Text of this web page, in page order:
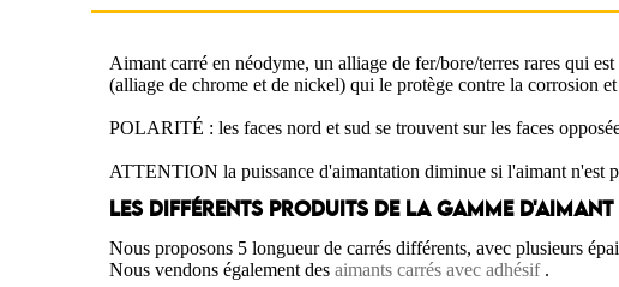
Aimant carré en néodyme, un alliage de fer/bore/terres rares qui
(alliage de chrome et de nickel) qui le protège contre la corrosion
POLARITÉ : les faces nord et sud se trouvent sur les faces
ATTENTION la puissance d'aimantation diminue si l'aimant n'est
LES DIFFÉRENTS PRODUITS DE LA GAMME D'AIMANT
Nous proposons 5 longueur de carrés différents, avec plusieurs
Nous vendons également desaimants carrés avec adhésif.